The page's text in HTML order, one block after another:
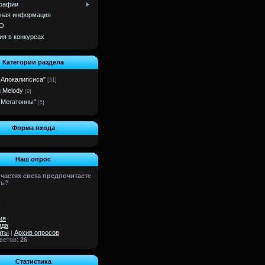
информация
в конкурсах
Категории раздела
[31]
Melody [0]
[5]
Форма входа
Наш опрос
света предпочитаете
| Архив опросов
26
Статистика